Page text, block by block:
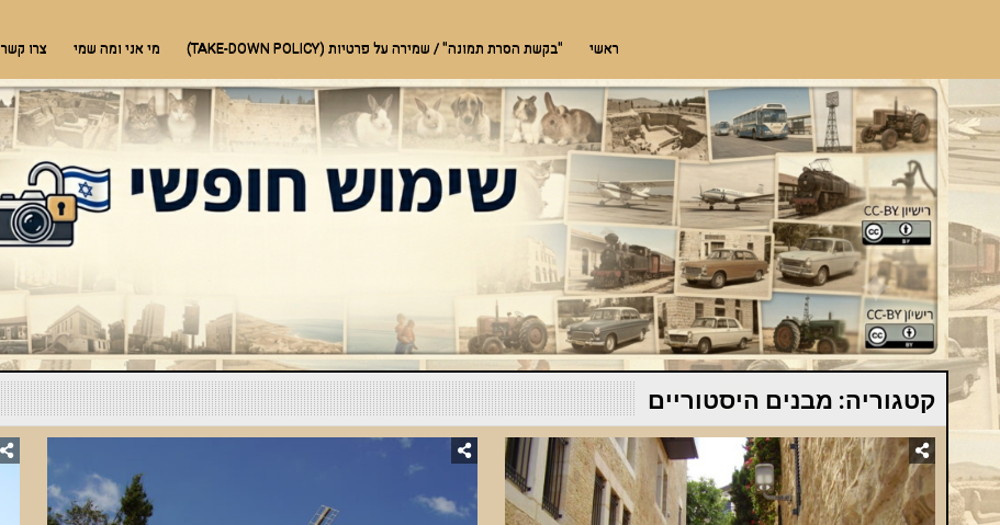
ראשי "בקשת הסרת תמונה" / שמירה על פרטיות (TAKE-DOWN POLICY) מי אני ומה שמי צרו קשר
קטגוריה: מבנים היסטוריים